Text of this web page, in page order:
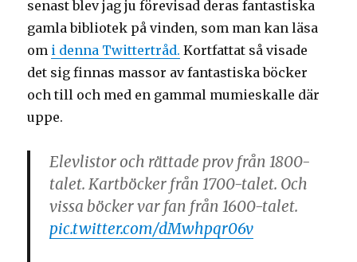
senast blev jag ju förevisad deras fantastiska
gamla bibliotek på vinden, som man kan läsa
om i denna Twittertråd. Kortfattat så visade
det sig finnas massor av fantastiska böcker
och till och med en gammal mumieskalle där
uppe.
Elevlistor och rättade prov från 1800-
talet. Kartböcker från 1700-talet. Och
vissa böcker var fan från 1600-talet.
pic.twitter.com/dMwhpqr06v